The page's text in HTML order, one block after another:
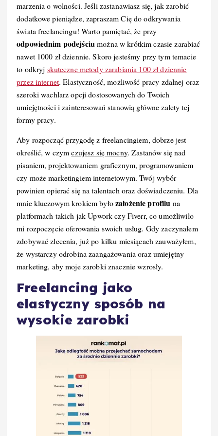
marzenia o wolności. Jeśli zastanawiasz się, jak zarobić
dodatkowe pieniądze, zapraszam Cię do odkrywania
świata freelancingu! Warto pamiętać, że przy
odpowiednim podejściumożna w krótkim czasie zarabiać
nawet 1000 zł dziennie. Skoro jesteśmy przy tym temacie
to odkryj skuteczne metody zarabiania 100 zł dziennie
przez internet. Elastyczność, możliwość pracy zdalnej oraz
szeroki wachlarz opcji dostosowanych do Twoich
umiejętności i zainteresowań stanowią główne zalety tej
formy pracy.
Aby rozpocząć przygodę z freelancingiem, dobrze jest
określić, w czymczujesz się mocny. Zastanów się nad
pisaniem, projektowaniem graficznym, programowaniem
czy może marketingiem internetowym. Twój wybór
powinien opierać się na talentach oraz doświadczeniu. Dla
mnie kluczowym krokiem byłozałożenie profilu na
platformach takich jak Upwork czy Fiverr, co umożliwiło
mi rozpoczęcie oferowania swoich usług. Gdy zaczynałem
zdobywać zlecenia, już po kilku miesiącach zauważyłem,
że wystarczy odrobina zaangażowania oraz umiejętny
marketing, aby moje zarobki znacznie wzrosły.
Freelancing jako
elastyczny sposób na
wysokie zarobki